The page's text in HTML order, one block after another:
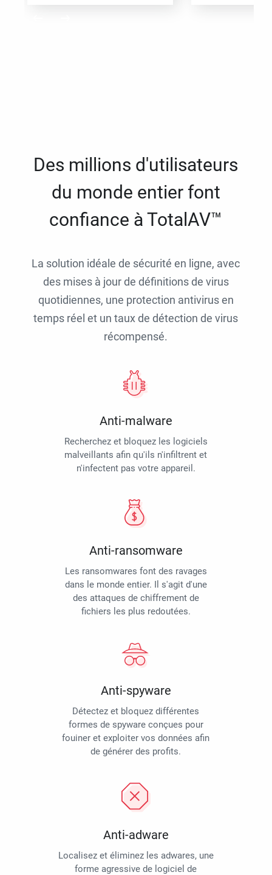
Des millions d'utilisateurs
du monde entier font
confiance à TotalAV™
La solution idéale de sécurité en ligne, avec
des mises à jour de définitions de virus
quotidiennes, une protection antivirus en
temps réel et un taux de détection de virus
récompensé.
Anti-malware
Recherchez et bloquez les logiciels
malveillants afin qu'ils n'infiltrent et
n'infectent pas votre appareil.
Anti-ransomware
Les ransomwares font des ravages
dans le monde entier. Il s'agit d'une
des attaques de chiffrement de
fichiers les plus redoutées.
Anti-spyware
Détectez et bloquez différentes
formes de spyware conçues pour
fouiner et exploiter vos données afin
de générer des profits.
Anti-adware
Localisez et éliminez les adwares, une
forme agressive de logiciel de